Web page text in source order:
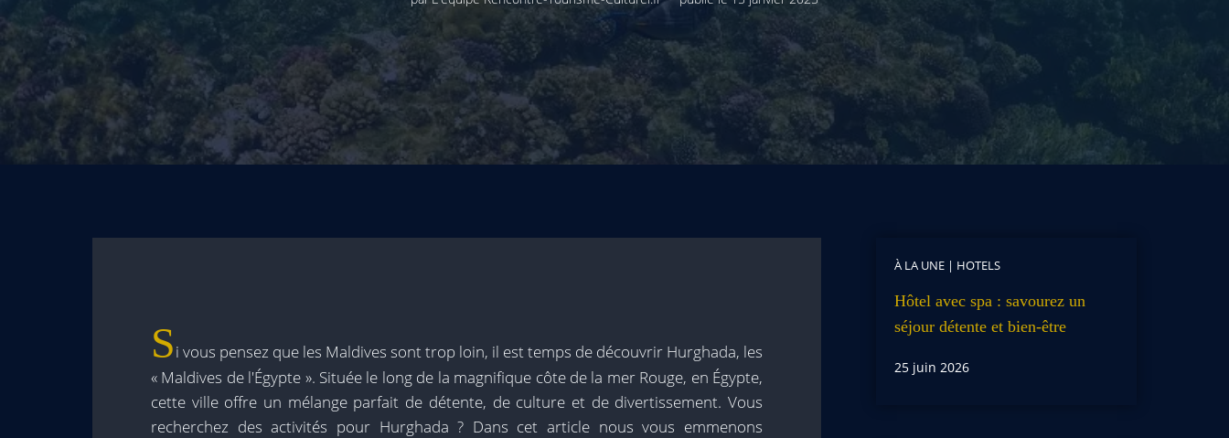
Si vous pensez que les Maldives sont trop loin, il est temps de découvrir Hurghada, les
« Maldives de l'Égypte ». Située le long de la magnifique côte de la mer Rouge, en Égypte,
cette ville offre un mélange parfait de détente, de culture et de divertissement. Vous
recherchez des activités pour Hurghada ? Dans cet article nous vous emmenons
À LA UNE| HOTELS
Hôtel avec spa : savourez un
séjour détente et bien-être
25 juin 2026